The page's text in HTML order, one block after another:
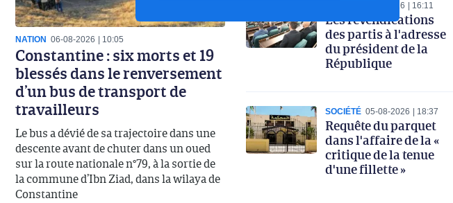
NATION 06-08-2026 10:05
Constantine : six morts et 19
blessés dans le renversement
d’un bus de transport de
travailleurs
Le bus a dévié de sa trajectoire dans une
descente avant de chuter dans un oued
sur la route nationale n°79, à la sortie de
la commune d’Ibn Ziad, dans la wilaya de
Constantine
05-08-2026 16:11
Les revendications
des partis à l'adresse
du président de la
République
SOCIÉTÉ 05-08-2026 18:37
Requête du parquet
dans l'affaire de la «
critique de la tenue
d'une fillette »